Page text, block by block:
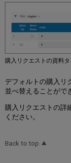
購入リクエストの資料
デフォルトの購入リ
並べ替えることがで
購入リクエストの詳
ください。
Back to top